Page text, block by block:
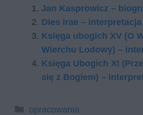
Jan Ka­spro­wicz –
Dies irae –
Księga ubogich XV (O
Wierchu Lodowy) –
Księga Ubogich XI
się z Bogiem) –
Kategorie
opracowania